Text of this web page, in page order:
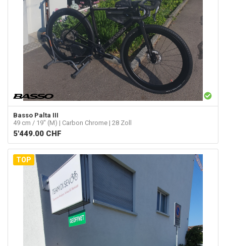
Basso Palta III
49 cm / 19" (M) | Carbon Chrome | 28 Zoll
5'449.00 CHF
TOP